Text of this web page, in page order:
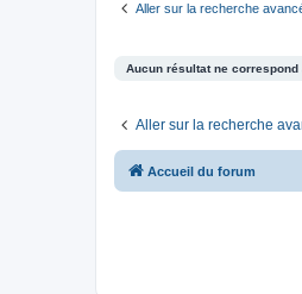
Aller sur la recherche
Aucun résultat ne
Aller sur la recherche
Accueil du forum